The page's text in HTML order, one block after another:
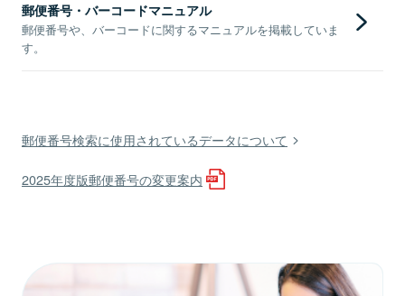
郵便番号・バーコードマニュアル
郵便番号や、バーコードに関するマニュアルを掲載していま
す。
郵便番号検索に使用されているデータについて
2025年度版郵便番号の変更案内